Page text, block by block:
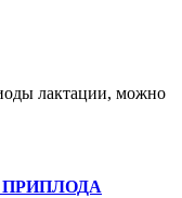
лактации, можно